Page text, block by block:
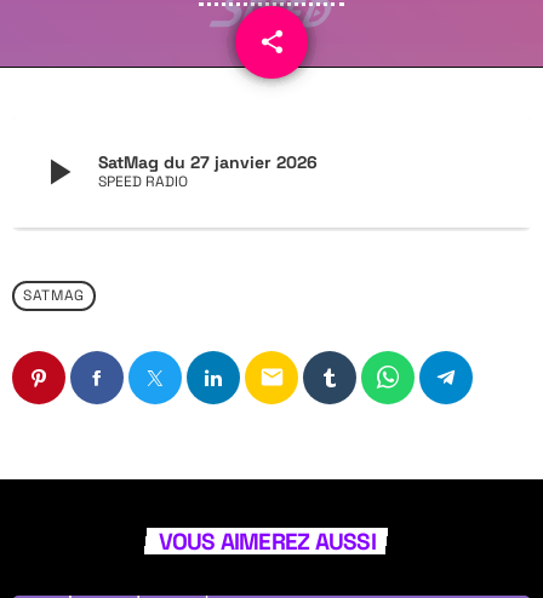
share
email
play_arrow SatMag du 27 janvier 2026
SPEED RADIO
SATMAG
email
VOUS AIMEREZ AUSSI